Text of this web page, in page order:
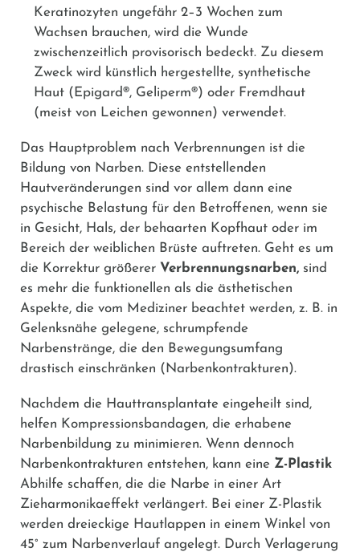
Keratinozyten ungefähr 2–3 Wochen zum
Wachsen brauchen, wird die Wunde
zwischenzeitlich provisorisch bedeckt. Zu diesem
Zweck wird künstlich hergestellte, synthetische
Haut ( Epigard®, Geliperm®) oder Fremdhaut
(meist von Leichen gewonnen) verwendet.
Das Hauptproblem nach Verbrennungen ist die
Bildung von Narben. Diese entstellenden
Hautveränderungen sind vor allem dann eine
psychische Belastung für den Betroffenen, wenn sie
in Gesicht, Hals, der behaarten Kopfhaut oder im
Bereich der weiblichen Brüste auftreten. Geht es um
die Korrektur größerer Verbrennungsnarben, sind
es mehr die funktionellen als die ästhetischen
Aspekte, die vom Mediziner beachtet werden, z. B. in
Gelenksnähe gelegene, schrumpfende
Narbenstränge, die den Bewegungsumfang
drastisch einschränken (Narbenkontrakturen).
Nachdem die Hauttransplantate eingeheilt sind,
helfen Kompressionsbandagen, die erhabene
Narbenbildung zu minimieren. Wenn dennoch
Narbenkontrakturen entstehen, kann eine Z-Plastik
Abhilfe schaffen, die die Narbe in einer Art
Zieharmonikaeffekt verlängert. Bei einer Z-Plastik
werden dreieckige Hautlappen in einem Winkel von
45° zum Narbenverlauf angelegt. Durch Verlagerung